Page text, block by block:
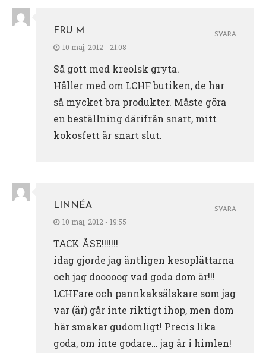
FRU M
10 maj, 2012 - 21:08
Så gott med kreolsk gryta.
Håller med om LCHF butiken, de har
så mycket bra produkter. Måste göra
en beställning därifrån snart, mitt
kokosfett är snart slut.
SVARA
LINNÉA
10 maj, 2012 - 19:55
TACK ÅSE!!!!!!!
idag gjorde jag äntligen kesoplättarna
och jag dooooog vad goda dom är!!!
LCHFare och pannkaksälskare som jag
var (är) går inte riktigt ihop, men dom
här smakar gudomligt! Precis lika
goda, om inte godare… jag är i himlen!
SVARA